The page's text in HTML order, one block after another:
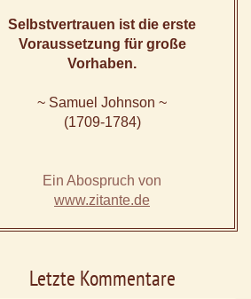
Selbstvertrauen ist die erste
Voraussetzung für große
Vorhaben.
~ Samuel Johnson ~
(1709-1784)
Ein Abospruch von
www.zitante.de
Letzte Kommentare